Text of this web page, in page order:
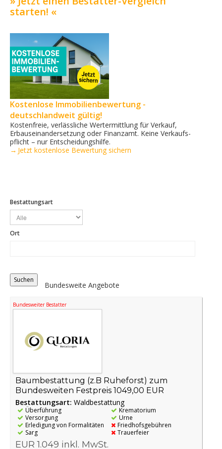
starten! «
Kostenlose Immobilienbewertung -
deutschlandweit gültig!
Kostenfreie, verlässliche Wertermittlung für Verkauf,
Erbauseinandersetzung oder Finanzamt. Keine Verkaufs­
pflicht – nur Entscheidungshilfe.
→ Jetzt kostenlose Bewertung sichern
Bestattungsart
Ort
Bundesweite Angebote
Bundesweiter Bestatter
Baumbestattung (z.B Ruheforst) zum
Bundesweiten Festpreis 1049,00 EUR
Bestattungsart: Waldbestattung
Überführung
Versorgung
Erledigung von Formalitäten
Sarg
Krematorium
Urne
Friedhofsgebühren
Trauerfeier
EUR 1.049 inkl. MwSt.